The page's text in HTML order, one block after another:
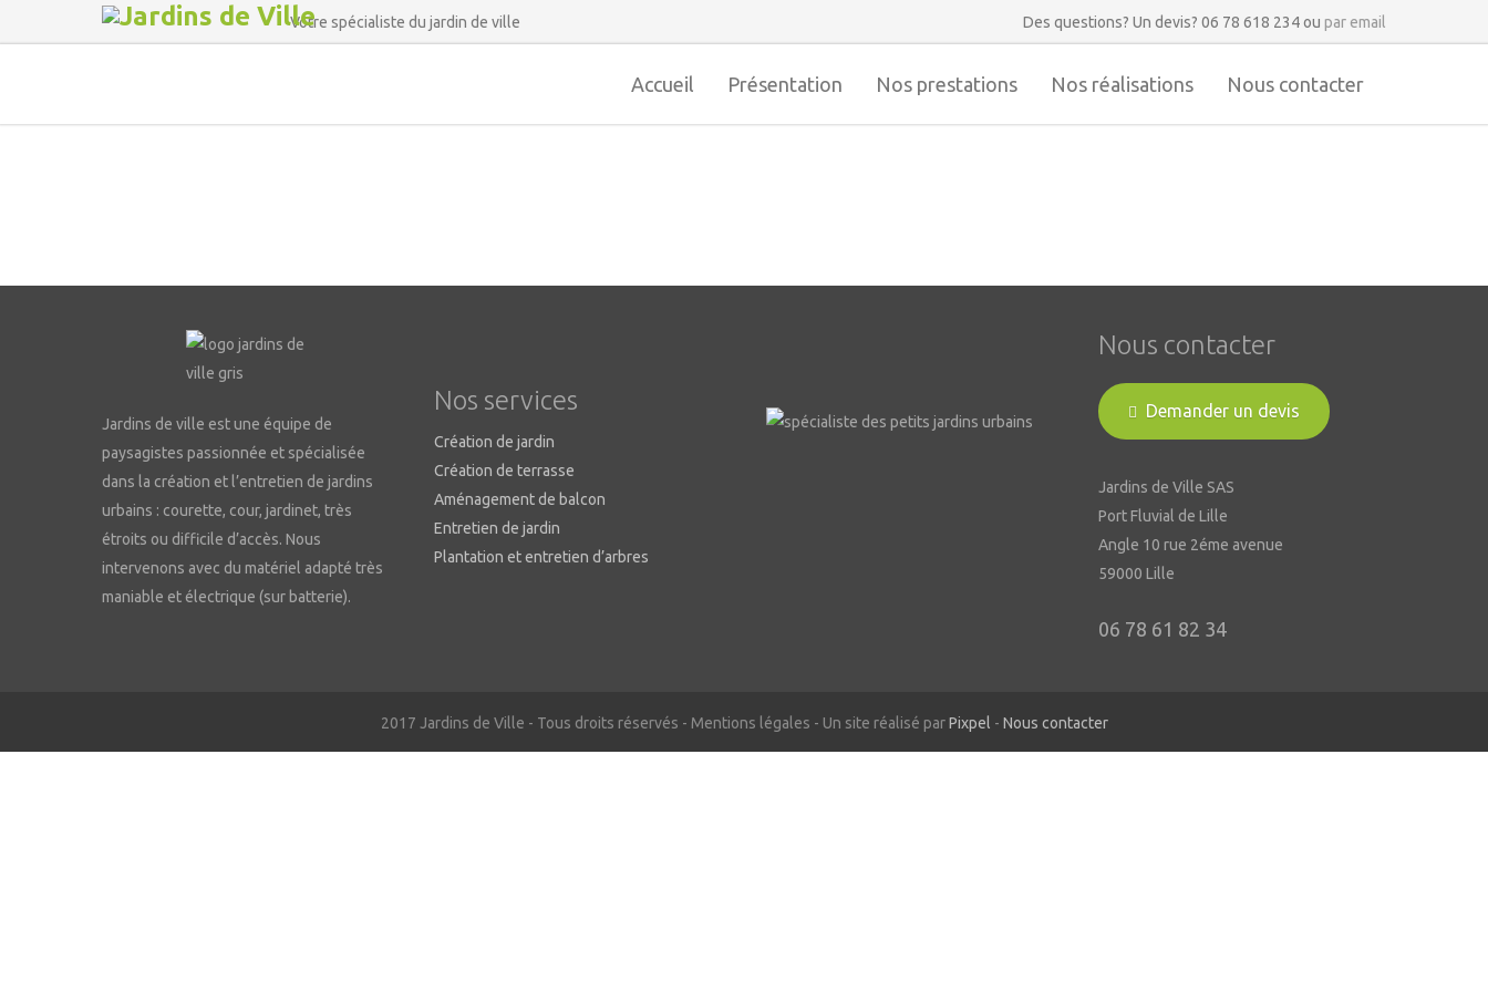
Votre spécialiste du jardin de ville Des questions? Un devis? 06 78 618 234 ou par email
Accueil Présentation Nos prestations Nos réalisations Nous contacter
Jardins de ville est une équipe de
paysagistes passionnée et spécialisée
dans la création et l’entretien de jardins
urbains : courette, cour, jardinet, très
étroits ou difficile d’accès. Nous
intervenons avec du matériel adapté très
maniable et électrique (sur batterie).
Nos services
Création de jardin
Création de terrasse
Aménagement de balcon
Entretien de jardin
Plantation et entretien d’arbres
Nous contacter
Demander un devis
Jardins de Ville SAS
Port Fluvial de Lille
Angle 10 rue 2éme avenue
59000 Lille
06 78 61 82 34
2017 Jardins de Ville - Tous droits réservés - Mentions légales - Un site réalisé parPixpel - Nous contacter